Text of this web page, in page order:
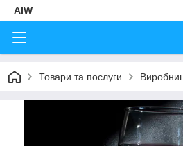
AIW
Товари та послуги